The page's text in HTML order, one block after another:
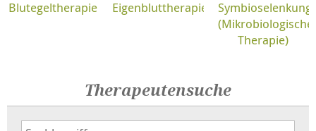
Blutegeltherapie Eigenbluttherapie
Symbioselenkung
(Mikrobiologische
Therapie)
Therapeutensuche